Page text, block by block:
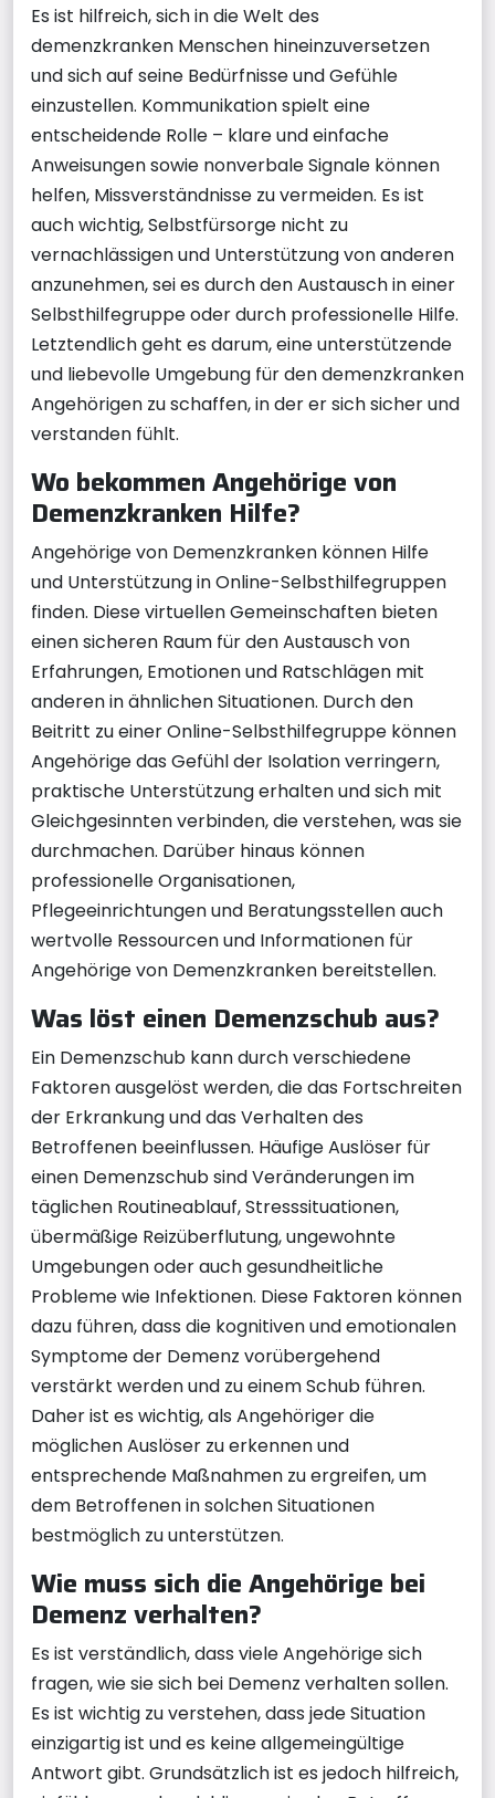
Es ist hilfreich, sich in die Welt des
demenzkranken Menschen hineinzuversetzen
und sich auf seine Bedürfnisse und Gefühle
einzustellen. Kommunikation spielt eine
entscheidende Rolle – klare und einfache
Anweisungen sowie nonverbale Signale können
helfen, Missverständnisse zu vermeiden. Es ist
auch wichtig, Selbstfürsorge nicht zu
vernachlässigen und Unterstützung von anderen
anzunehmen, sei es durch den Austausch in einer
Selbsthilfegruppe oder durch professionelle Hilfe.
Letztendlich geht es darum, eine unterstützende
und liebevolle Umgebung für den demenzkranken
Angehörigen zu schaffen, in der er sich sicher und
verstanden fühlt.
Wo bekommen Angehörige von
Demenzkranken Hilfe?
Angehörige von Demenzkranken können Hilfe
und Unterstützung in Online-Selbsthilfegruppen
finden. Diese virtuellen Gemeinschaften bieten
einen sicheren Raum für den Austausch von
Erfahrungen, Emotionen und Ratschlägen mit
anderen in ähnlichen Situationen. Durch den
Beitritt zu einer Online-Selbsthilfegruppe können
Angehörige das Gefühl der Isolation verringern,
praktische Unterstützung erhalten und sich mit
Gleichgesinnten verbinden, die verstehen, was sie
durchmachen. Darüber hinaus können
professionelle Organisationen,
Pflegeeinrichtungen und Beratungsstellen auch
wertvolle Ressourcen und Informationen für
Angehörige von Demenzkranken bereitstellen.
Was löst einen Demenzschub aus?
Ein Demenzschub kann durch verschiedene
Faktoren ausgelöst werden, die das Fortschreiten
der Erkrankung und das Verhalten des
Betroffenen beeinflussen. Häufige Auslöser für
einen Demenzschub sind Veränderungen im
täglichen Routineablauf, Stresssituationen,
übermäßige Reizüberflutung, ungewohnte
Umgebungen oder auch gesundheitliche
Probleme wie Infektionen. Diese Faktoren können
dazu führen, dass die kognitiven und emotionalen
Symptome der Demenz vorübergehend
verstärkt werden und zu einem Schub führen.
Daher ist es wichtig, als Angehöriger die
möglichen Auslöser zu erkennen und
entsprechende Maßnahmen zu ergreifen, um
dem Betroffenen in solchen Situationen
bestmöglich zu unterstützen.
Wie muss sich die Angehörige bei
Demenz verhalten?
Es ist verständlich, dass viele Angehörige sich
fragen, wie sie sich bei Demenz verhalten sollen.
Es ist wichtig zu verstehen, dass jede Situation
einzigartig ist und es keine allgemeingültige
Antwort gibt. Grundsätzlich ist es jedoch hilfreich,